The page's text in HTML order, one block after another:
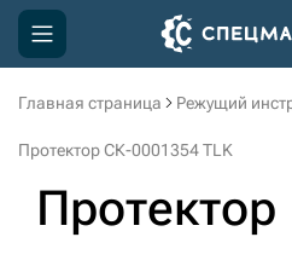
Главная страница Режущий
Протектор СК-0001354 TLK
Протектор
Компания
Доставка и оплата